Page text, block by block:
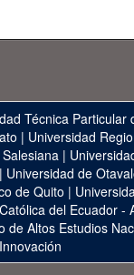
Técnica Particular
| Universidad
|
| Universidad de
de Quito |
del Ecuador -
de Altos Estudios